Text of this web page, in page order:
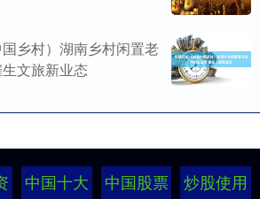
乡村）湖南乡村闲置老
文旅新业态
中国十大
中国股票
炒股使用